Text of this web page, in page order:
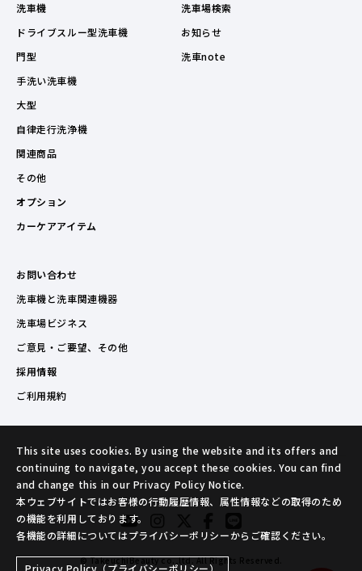
洗車機
ドライブスルー型洗車機
門型
手洗い洗車機
大型
自律走行洗浄機
関連商品
その他
オプション
カーケアアイテム
洗車場検索
お知らせ
洗車note
お問い合わせ
洗車機と洗車関連機器
洗車場ビジネス
ご意見・ご要望、その他
採用情報
ご利用規約
© TakeuchiBeauty co.,ltd. All Rights Reserved.
This site uses cookies. By using the website and its offers and
continuing to navigate, you accept these cookies. You can find
and change this in our Privacy Policy Notice.
本ウェブサイトではお客様の行動履歴情報、属性情報などの取得のため
の機能を利用しております。
各機能の詳細についてはプライバシーポリシーからご確認ください。
Privacy Policy（プライバシーポリシー）